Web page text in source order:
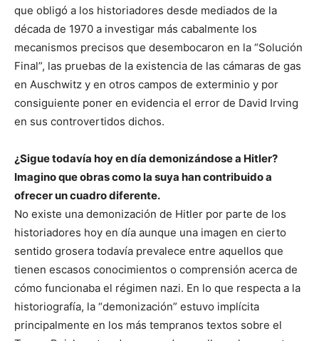
que obligó a los historiadores desde mediados de la
década de 1970 a investigar más cabalmente los
mecanismos precisos que desembocaron en la “Solución
Final”, las pruebas de la existencia de las cámaras de gas
en Auschwitz y en otros campos de exterminio y por
consiguiente poner en evidencia el error de David Irving
en sus controvertidos dichos.
¿Sigue todavía hoy en día demonizándose a Hitler?
Imagino que obras como la suya han contribuido a
ofrecer un cuadro diferente.
No existe una demonización de Hitler por parte de los
historiadores hoy en día aunque una imagen en cierto
sentido grosera todavía prevalece entre aquellos que
tienen escasos conocimientos o comprensión acerca de
cómo funcionaba el régimen nazi. En lo que respecta a la
historiografía, la “demonización” estuvo implícita
principalmente en los más tempranos textos sobre el